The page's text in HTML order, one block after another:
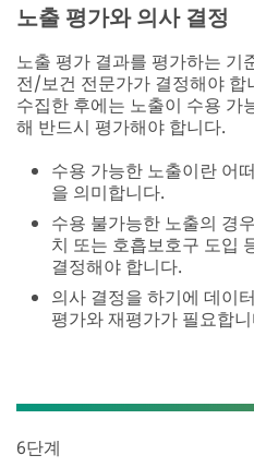
노출 평가와 의사 결정
노출 평가 결과를 평가하는 기
전/보건 전문가가 결정해야 합
수집한 후에는 노출이 수용 가
해 반드시 평가해야 합니다.
수용 가능한 노출이란 어
을 의미합니다.
수용 불가능한 노출의 경
치 또는 호흡보호구 도입
결정해야 합니다.
의사 결정을 하기에 데이
평가와 재평가가 필요합
6단계